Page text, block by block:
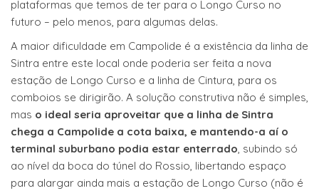
plataformas que temos de ter para o Longo Curso no
futuro – pelo menos, para algumas delas.
A maior dificuldade em Campolide é a existência da linha de
Sintra entre este local onde poderia ser feita a nova
estação de Longo Curso e a linha de Cintura, para os
comboios se dirigirão. A solução construtiva não é simples,
mas o ideal seria aproveitar que a linha de Sintra
chega a Campolide a cota baixa, e mantendo-a aí o
terminal suburbano podia estar enterrado, subindo só
ao nível da boca do túnel do Rossio, libertando espaço
para alargar ainda mais a estação de Longo Curso (não é